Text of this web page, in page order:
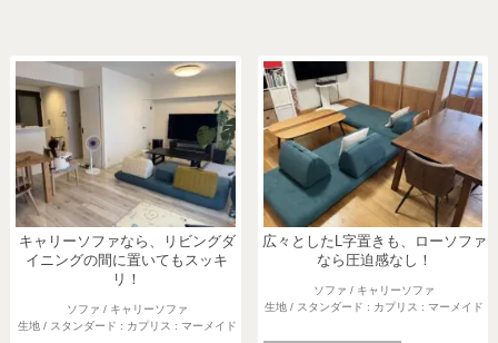
キャリーソファなら、リビングダ
イニングの間に置いてもスッキ
リ！
ソファ / キャリーソファ
生地 / スタンダード : カプリス : マーメイド
広々としたL字置きも、ローソファ
なら圧迫感なし！
ソファ / キャリーソファ
生地 / スタンダード : カプリス : マーメイド